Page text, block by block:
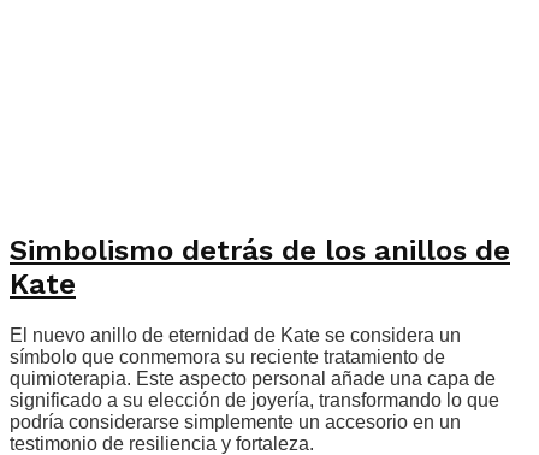
Simbolismo detrás de los anillos de
Kate
El nuevo anillo de eternidad de Kate se considera un
símbolo que conmemora su reciente tratamiento de
quimioterapia. Este aspecto personal añade una capa de
significado a su elección de joyería, transformando lo que
podría considerarse simplemente un accesorio en un
testimonio de resiliencia y fortaleza.